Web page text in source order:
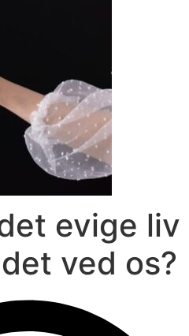
evige liv
ved os?